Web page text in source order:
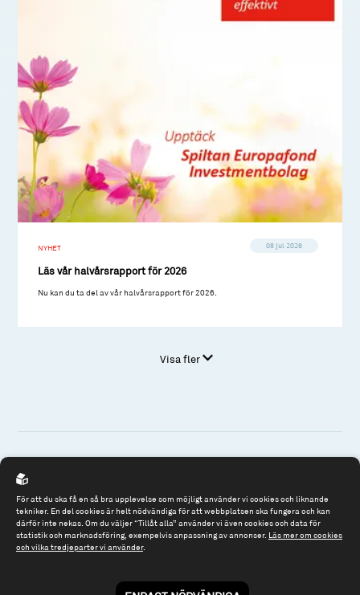
NYHET 08 jul 2026
Läs vår halvårsrapport för 2026
Nu kan du ta del av vår halvårsrapport för 2026.
Visa fler
Riddargatan 17
114 57 Stockholm
Org.nr: 556614-2906
Tel: 08 - 545 813 40
För att du ska få en så bra upplevelse som möjligt använder vi cookies och liknande
tekniker. En del cookies är helt nödvändiga för att webbplatsen ska fungera och kan
därför inte nekas. Om du väljer “Tillåt alla” använder vi även cookies och data för
statistik och marknadsföring, exempelvis anpassning av annonser. Läs mer om cookies
och vilka tredjeparter vi använder.